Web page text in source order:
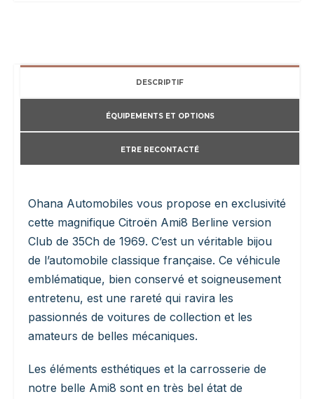
DESCRIPTIF
ÉQUIPEMENTS ET OPTIONS
ETRE RECONTACTÉ
Ohana Automobiles vous propose en exclusivité
cette magnifique Citroën Ami8 Berline version
Club de 35Ch de 1969. C’est un véritable bijou
de l’automobile classique française. Ce véhicule
emblématique, bien conservé et soigneusement
entretenu, est une rareté qui ravira les
passionnés de voitures de collection et les
amateurs de belles mécaniques.
Les éléments esthétiques et la carrosserie de
notre belle Ami8 sont en très bel état de